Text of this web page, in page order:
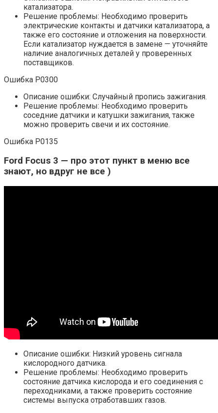
катализатора.
Решение проблемы: Необходимо проверить
электрические контакты и датчики катализатора, а
также его состояние и отложения на поверхности.
Если катализатор нуждается в замене — уточняйте
наличие аналогичных деталей у проверенных
поставщиков.
Ошибка P0300
Описание ошибки: Случайный пропись зажигания.
Решение проблемы: Необходимо проверить
соседние датчики и катушки зажигания, также
можно проверить свечи и их состояние.
Ошибка P0135
Ford Focus 3 — про этот пункт в меню все
знают, но вдруг не все )
Описание ошибки: Низкий уровень сигнала
кислородного датчика.
Решение проблемы: Необходимо проверить
состояние датчика кислорода и его соединения с
переходниками, а также проверить состояние
системы выпуска отработавших газов.